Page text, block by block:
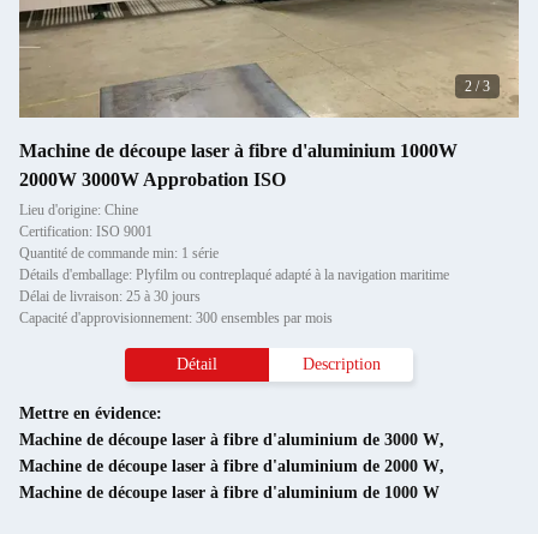
2 /3
Machine de découpe laser à fibre d'aluminium 1000W
2000W 3000W Approbation ISO
Lieu d'origine: Chine
Certification: ISO 9001
Quantité de commande min: 1 série
Détails d'emballage: Plyfilm ou contreplaqué adapté à la navigation maritime
Délai de livraison: 25 à 30 jours
Capacité d'approvisionnement: 300 ensembles par mois
Détail Description
Mettre en évidence:
Machine de découpe laser à fibre d'aluminium de 3000 W,
Machine de découpe laser à fibre d'aluminium de 2000 W,
Machine de découpe laser à fibre d'aluminium de 1000 W